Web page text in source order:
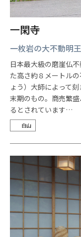
一閑寺
一枚岩の大不動明王
日本最大級の磨崖仏
た高さ約８メートル
ょう）大師によって
末期のもの。商売繁
るとされています…
白山